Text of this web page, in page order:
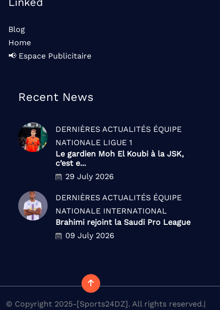
Blog
Home
📢 Espace Publicitaire
Recent News
DERNIÈRES ACTUALITÉS ÉQUIPE
NATIONALE LIGUE 1
Le gardien Moh El Koubi à la JSK,
c’est e...
29 July 2026
DERNIÈRES ACTUALITÉS ÉQUIPE
NATIONALE INTERNATIONAL
Brahimi rejoint la Saudi Pro League
09 July 2026
© Copyright 2025-[Sports24DZ]. All rights reserved.|